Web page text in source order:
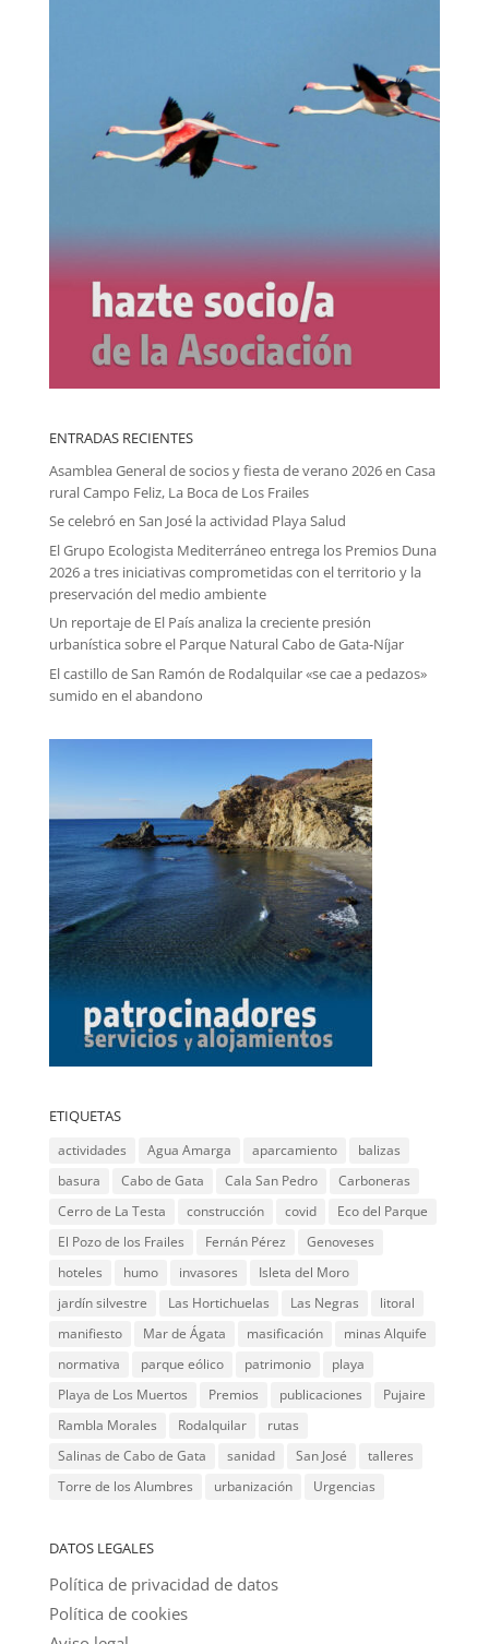
ENTRADAS RECIENTES
Asamblea General de socios y fiesta de verano 2026 en Casa
rural Campo Feliz, La Boca de Los Frailes
Se celebró en San José la actividad Playa Salud
El Grupo Ecologista Mediterráneo entrega los Premios Duna
2026 a tres iniciativas comprometidas con el territorio y la
preservación del medio ambiente
Un reportaje de El País analiza la creciente presión
urbanística sobre el Parque Natural Cabo de Gata-Níjar
El castillo de San Ramón de Rodalquilar «se cae a pedazos»
sumido en el abandono
ETIQUETAS
actividades Agua Amarga aparcamiento
balizas
basura
Cabo de Gata Cala San Pedro
Carboneras
Cerro de La Testa
construcción covid
Eco del Parque
El Pozo de los Frailes
Fernán Pérez
Genoveses
hoteles
humo invasores
Isleta del Moro
jardín silvestre
Las Hortichuelas Las Negras
litoral
manifiesto
Mar de Ágata masificación
minas Alquife
normativa
parque eólico patrimonio
playa
Playa de Los Muertos
Premios publicaciones
Pujaire
Rambla Morales
Rodalquilar
rutas
Salinas de Cabo de Gata
sanidad San José
talleres
Torre de los Alumbres
urbanización Urgencias
DATOS LEGALES
Política de privacidad de datos
Política de cookies